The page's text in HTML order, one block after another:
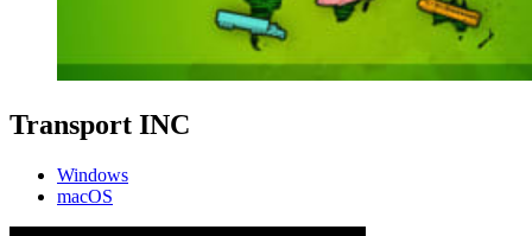
Transport INC
Windows
macOS